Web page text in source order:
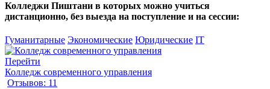
Колледжи Пиштани в которых можно учиться
дистанционно, без выезда на поступление и на сессии:
Гуманитарные Экономические Юридические IT
Перейти
Колледж современного управления
Отзывов: 11